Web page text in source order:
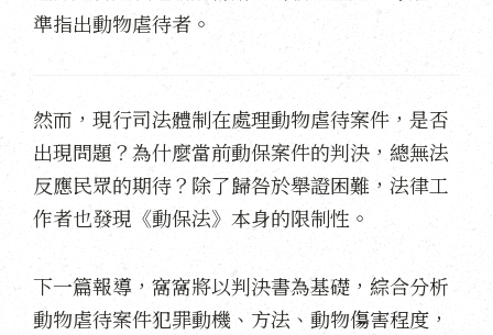
準指出動物虐待者。
然而，現行司法體制在處理動物虐待案件，是否
出現問題？為什麼當前動保案件的判決，總無法
反應民眾的期待？除了歸咎於舉證困難，法律工
作者也發現《動保法》本身的限制性。
下一篇報導，窩窩將以判決書為基礎，綜合分析
動物虐待案件犯罪動機、方法、動物傷害程度，